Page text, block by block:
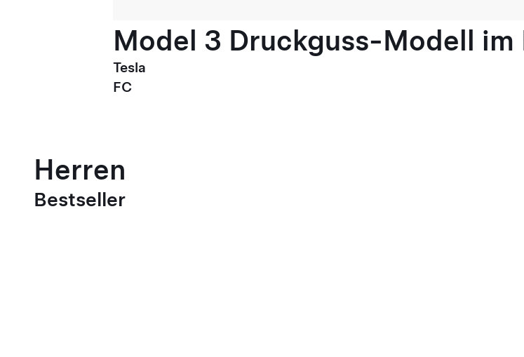
Model 3 Druckguss-Modell im
Tesla
FC
Herren
Bestseller